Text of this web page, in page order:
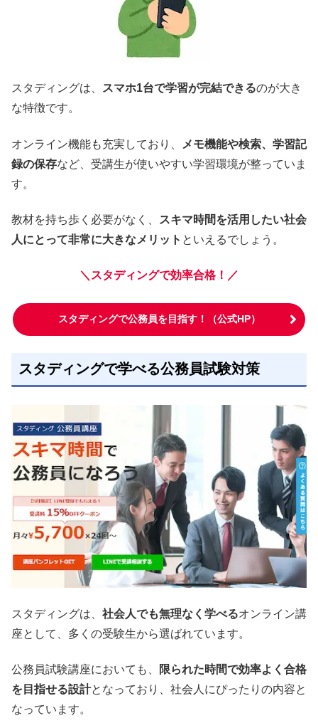
スタディングは、 スマホ1台で学習が完結できるのが大き
な特徴です。
オンライン機能も充実しており、
メモ機能や検索、学習記
録の保存など、受講生が使いやすい学習環境が整っていま
す。
教材を持ち歩く必要がなく、
スキマ時間を活用したい社会
人にとって非常に大きなメリット といえるでしょう。
＼スタディングで効率合格！／
スタディングで公務員を目指す！（公式HP）
スタディングで学べる公務員試験対策
スタディングは、 社会人でも無理なく学べるオンライン講
座として、多くの受験生から選ばれています。
公務員試験講座においても、
限られた時間で効率よく合格
を目指せる設計となっており、社会人にぴったりの内容と
なっています。